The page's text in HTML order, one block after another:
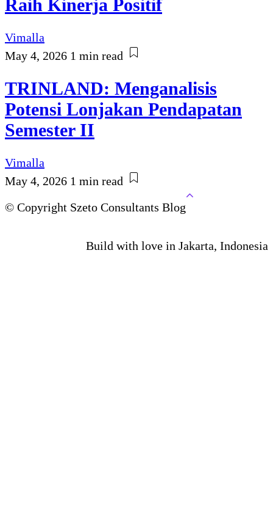
Raih Kinerja Positif
Vimalla
May 4, 2026 1 min read
TRINLAND: Menganalisis
Potensi Lonjakan Pendapatan
Semester II
Vimalla
May 4, 2026 1 min read
© Copyright Szeto Consultants Blog
Build with love in Jakarta, Indonesia